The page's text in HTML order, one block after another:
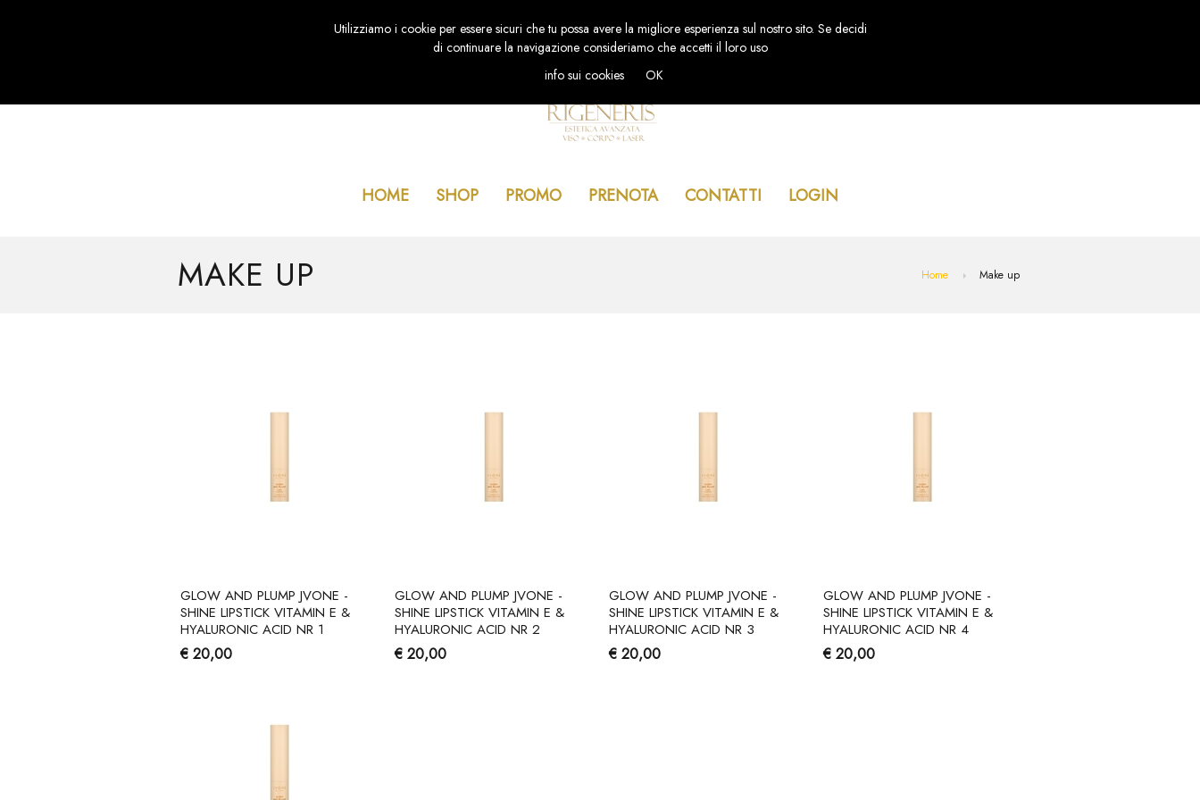
HOME SHOP PROMO PRENOTA CONTATTI LOGIN
MAKE UP Home Make up
GLOW AND PLUMP JVONE -
SHINE LIPSTICK VITAMIN E &
HYALURONIC ACID NR 1
€ 20,00
GLOW AND PLUMP JVONE -
SHINE LIPSTICK VITAMIN E &
HYALURONIC ACID NR 2
€ 20,00
GLOW AND PLUMP JVONE -
SHINE LIPSTICK VITAMIN E &
HYALURONIC ACID NR 3
€ 20,00
GLOW AND PLUMP JVONE -
SHINE LIPSTICK VITAMIN E &
HYALURONIC ACID NR 4
€ 20,00
Utilizziamo i cookie per essere sicuri che tu possa avere la migliore esperienza sul nostro sito. Se decidi
di continuare la navigazione consideriamo che accetti il loro uso
info sui cookies
OK